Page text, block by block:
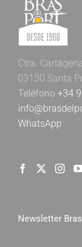
Ctra.
03130 Santa
Teléfono +34
WhatsApp
Newsletter